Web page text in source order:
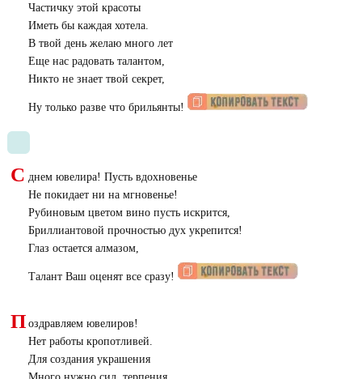
Частичку этой красоты
Иметь бы каждая хотела.
В твой день желаю много лет
Еще нас радовать талантом,
Никто не знает твой секрет,
Ну только разве что брильянты!
С днем ювелира! Пусть вдохновенье
Не покидает ни на мгновенье!
Рубиновым цветом вино пусть искрится,
Бриллиантовой прочностью дух укрепится!
Глаз остается алмазом,
Талант Ваш оценят все сразу!
П оздравляем ювелиров!
Нет работы кропотливей.
Для создания украшения